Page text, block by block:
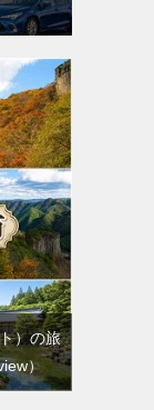
）の旅
）